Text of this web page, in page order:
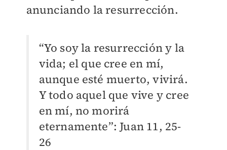
anunciando la resurrección.
“Yo soy la resurrección y la
vida; el que cree en mí,
aunque esté muerto, vivirá.
Y todo aquel que vive y cree
en mí, no morirá
eternamente”: Juan 11, 25-
26